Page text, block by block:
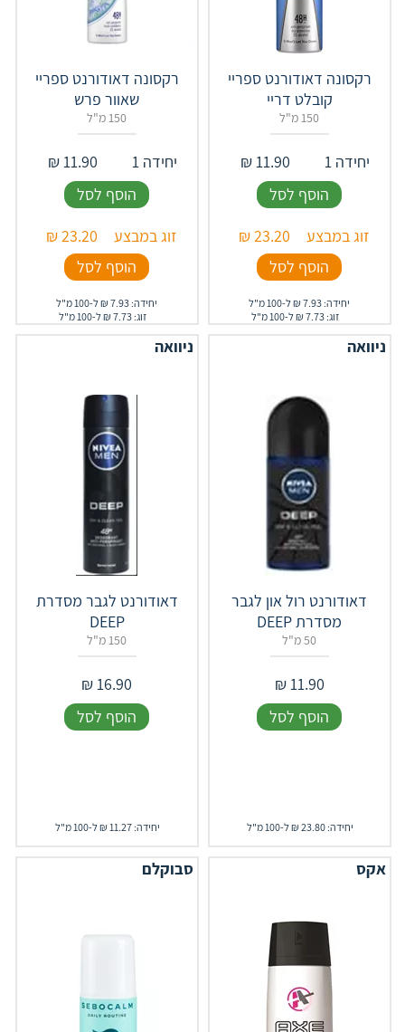
רקסונה דאודורנט ספריי
קובלט דריי
150 מ"ל
יחידה 1 11.90
₪
הוסף לסל
זוג במבצע
23.20
₪
הוסף לסל
יחידה: 7.93 ₪ ל-100 מ"ל
זוג: 7.73 ₪ ל-100 מ"ל
רקסונה דאודורנט ספריי
שאוור פרש
150 מ"ל
יחידה 1 11.90
₪
הוסף לסל
זוג במבצע
23.20
₪
הוסף לסל
יחידה: 7.93 ₪ ל-100 מ"ל
זוג: 7.73 ₪ ל-100 מ"ל
ניוואה
דאודורנט רול און לגבר
מסדרת DEEP
50 מ"ל
11.90
₪
הוסף לסל
יחידה: 23.80 ₪ ל-100 מ"ל
ניוואה
דאודורנט לגבר מסדרת
DEEP
150 מ"ל
16.90
₪
הוסף לסל
יחידה: 11.27 ₪ ל-100 מ"ל
אקס סבוקלם